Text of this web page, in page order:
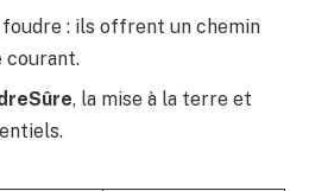
foudre : ils offrent un chemin
courant.
, la mise à la terre et